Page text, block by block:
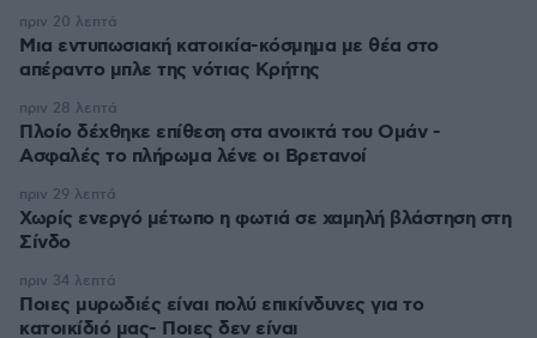
Μια εντυπωσιακή κατοικία-κόσμημα με θέα στο
απέραντο μπλε της νότιας Κρήτης
πριν 20 λεπτά
Πλοίο δέχθηκε επίθεση στα ανοικτά του Ομάν -
Ασφαλές το πλήρωμα λένε οι Βρετανοί
πριν 28 λεπτά
Χωρίς ενεργό μέτωπο η φωτιά σε χαμηλή βλάστηση στη
Σίνδο
πριν 29 λεπτά
Ποιες μυρωδιές είναι πολύ επικίνδυνες για το
κατοικίδιό μας- Ποιες δεν είναι
πριν 34 λεπτά